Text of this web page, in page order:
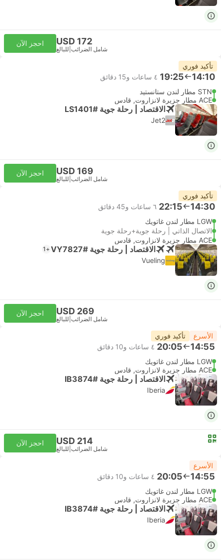
USD 172
شامل الضرائب للبالغ
احجز الآن
تأكيد فوري
14:10
19:25 ٤ ساعات و‫15 دقائق
STN مطار لندن ستانستيد
ACE مطار جزيرة لانزاروت, قادس
الاقتصاد | رحلة جوية #LS1401
Jet2
USD 169
شامل الضرائب للبالغ
احجز الآن
تأكيد فوري
14:30
22:15 ٦ ساعات و‫45 دقائق
LGW مطار لندن غاتويك
الاتصال الذاتي | رحلة جوية+رحلة جوية
ACE مطار جزيرة لانزاروت, قادس
الاقتصاد | رحلة جوية #VY7827 +1
Vueling
USD 269
شامل الضرائب للبالغ
احجز الآن
الأسرع تأكيد فوري
14:55
20:05 ٤ ساعات و‫10 دقائق
LGW مطار لندن غاتويك
ACE مطار جزيرة لانزاروت, قادس
الاقتصاد | رحلة جوية #IB3874
Iberia
USD 214
شامل الضرائب للبالغ
احجز الآن
الأسرع
14:55
20:05 ٤ ساعات و‫10 دقائق
LGW مطار لندن غاتويك
ACE مطار جزيرة لانزاروت, قادس
الاقتصاد | رحلة جوية #IB3874
Iberia